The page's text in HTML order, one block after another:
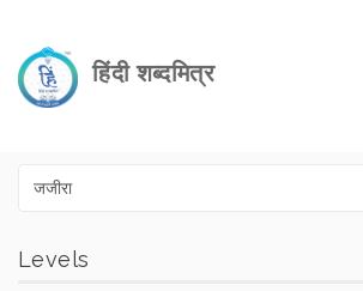
हिंदी शब्दमित्र
Levels